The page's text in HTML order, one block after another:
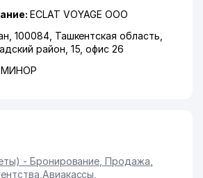
ECLAT VOYAGE ООО
100084, Ташкентская область
район , 15, офис 26
- Бронирование, Продажа
Авиакассы